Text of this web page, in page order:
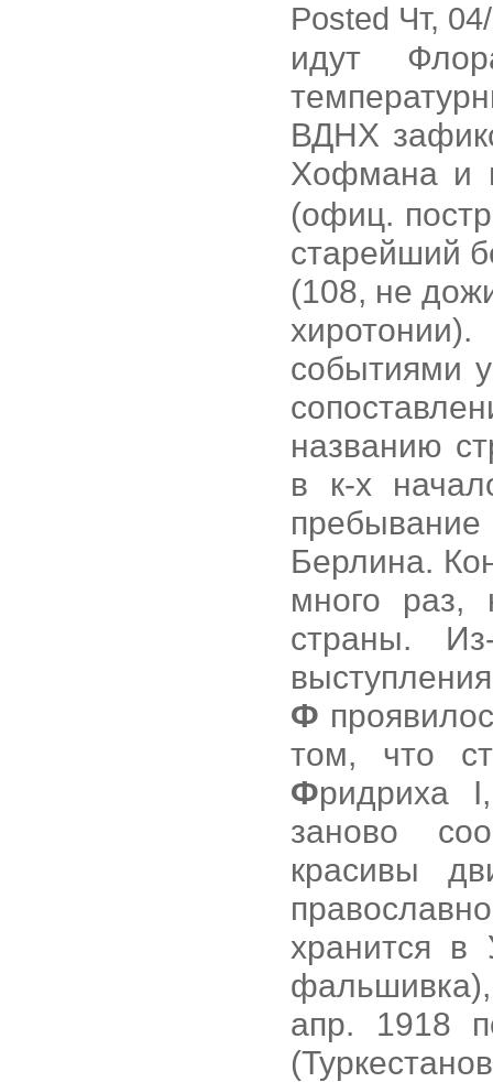
Posted Чт,
идут
ВДНХ
Хофмана и
(офиц.
старейший
(108, не
событиями
названию
в к-х
Берлина.
много раз,
страны.
Ф
том, что
Фридриха
заново
красивы
хранится
апр. 1918